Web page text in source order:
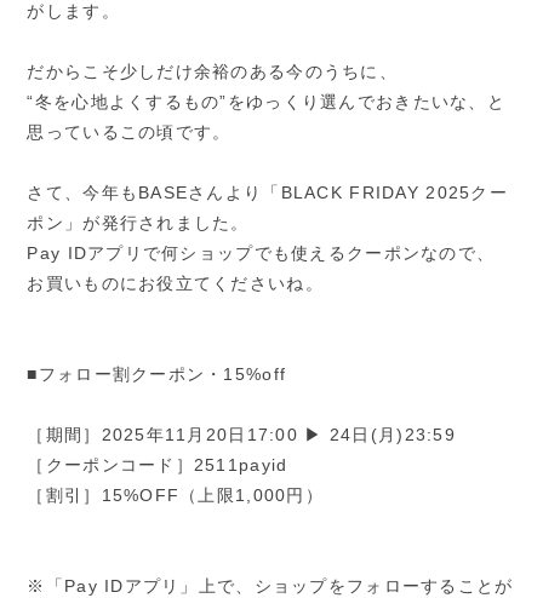
がします。
だからこそ少しだけ余裕のある今のうちに、
“冬を心地よくするもの”をゆっくり選んでおきたいな、と
思っているこの頃です。
さて、今年もBASEさんより「BLACK FRIDAY 2025クー
ポン」が発行されました。
Pay IDアプリで何ショップでも使えるクーポンなので、
お買いものにお役立てくださいね。
■フォロー割クーポン・15%off
［期間］2025年11月20日17:00 ▶ 24日(月)23:59
［クーポンコード］2511payid
［割引］15%OFF（上限1,000円）
※「Pay IDアプリ」上で、ショップをフォローすることが